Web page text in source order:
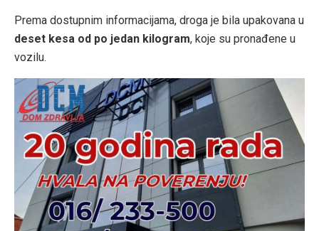
Prema dostupnim informacijama, droga je bila upakovana u
deset kesa od po jedan kilogram, koje su pronađene u
vozilu.